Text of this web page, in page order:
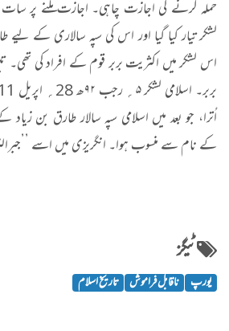
حملہ کرنے کی اجازت چاہی۔ اجازت ملنے پر سات
لشکر تیار کیا گیا اور اس کی سپہ سالاری کے لیے
اس لشکر میں اکثریت بربر قوم کے افراد کی
اُترا، جو بعد میں اسلامی سپہ سالار طارق بن
کے نام سے منسوب ہوا۔ انگریزی میں اسے
ٹیگز
یورپ ناقابل فراموش تاریخ اسلام